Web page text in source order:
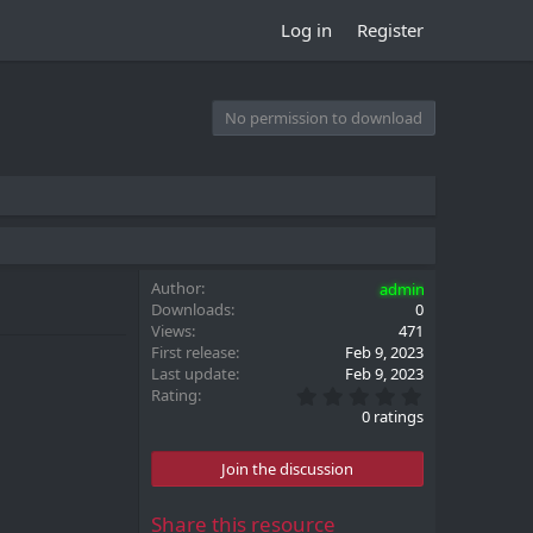
Log in Register
No permission to download
Author
admin
Downloads
0
Views
471
First release
Feb 9, 2023
Last update
Feb 9, 2023
Rating
.
0
t
0 ratings
Join the discussion
Share this resource